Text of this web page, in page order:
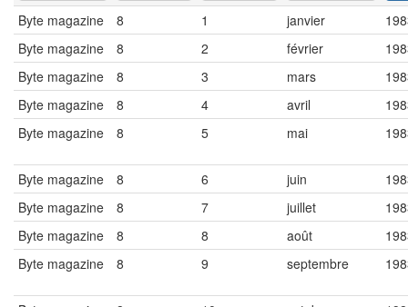
Byte magazine
8 1 janvier
Byte magazine
8 2 février
Byte magazine
8 3 mars
Byte magazine
8 4 avril
Byte magazine
8 5 mai
Byte magazine 8 6 juin
Byte magazine
8 7 juillet
Byte magazine
8 8 août
Byte magazine
8 9 septembre